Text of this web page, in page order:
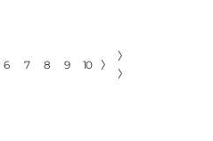
6 7 8 9 10 〉
〉
〉